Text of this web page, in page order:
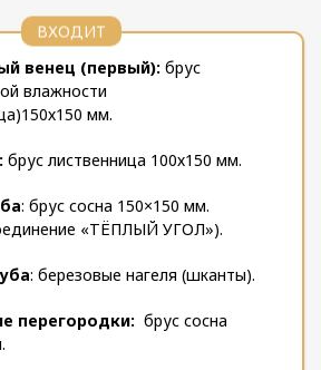
ВХОДИТ
венец (первый): брус
влажности
мм.
брус лиственница 100х150 мм.
: брус сосна 150×150 мм.
«ТЁПЛЫЙ УГОЛ»).
: березовые нагеля (шканты).
перегородки: брус сосна